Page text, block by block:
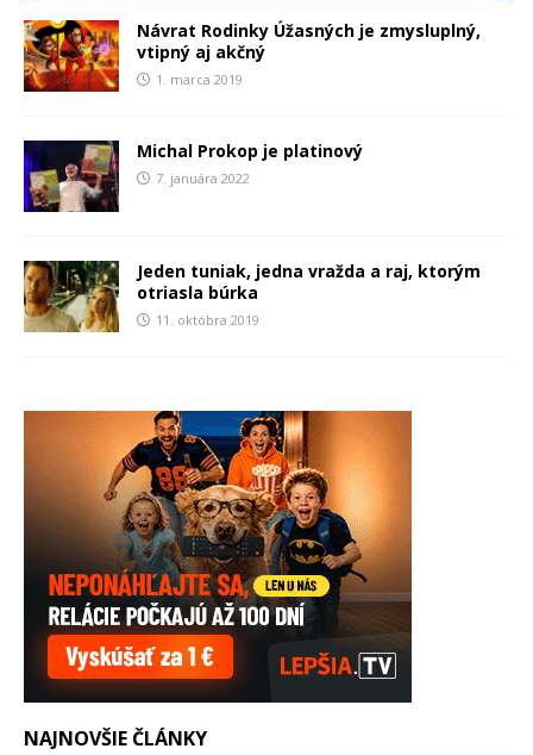
Návrat Rodinky Úžasných je zmysluplný,
vtipný aj akčný
1. marca 2019
Michal Prokop je platinový
7. januára 2022
Jeden tuniak, jedna vražda a raj, ktorým
otriasla búrka
11. októbra 2019
NAJNOVŠIE ČLÁNKY